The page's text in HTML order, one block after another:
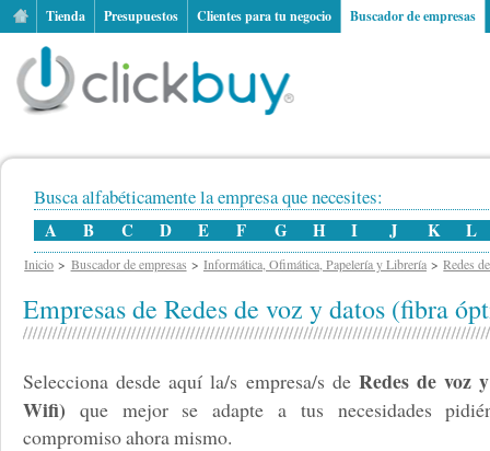
Tienda Presupuestos Clientes para tu negocio Buscador de empresas
Busca alfabéticamente la empresa que necesites:
A B C D E F G H I J K L
Inicio Buscador de empresas Informática, Ofimática, Papelería y Librería Redes
Empresas de Redes de voz y datos (fibra
Selecciona desde aquí la/s empresa/s de Redes de voz
Wifi) que mejor se adapte a tus necesidades
compromiso ahora mismo.